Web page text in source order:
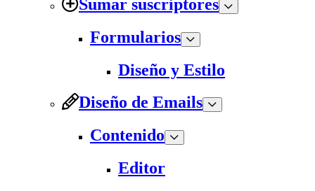
Sumar suscriptores
Formularios
Diseño y Estilo
Diseño de Emails
Contenido
Editor